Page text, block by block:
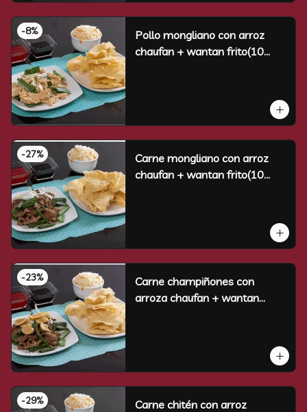
-8%
Pollo mongliano con arroz
chaufan + wantan frito(10
-27%
Carne mongliano con arroz
chaufan + wantan frito(10
-23%
Carne champiñones con
arroza chaufan + wantan
-29%
Carne chitén con arroz